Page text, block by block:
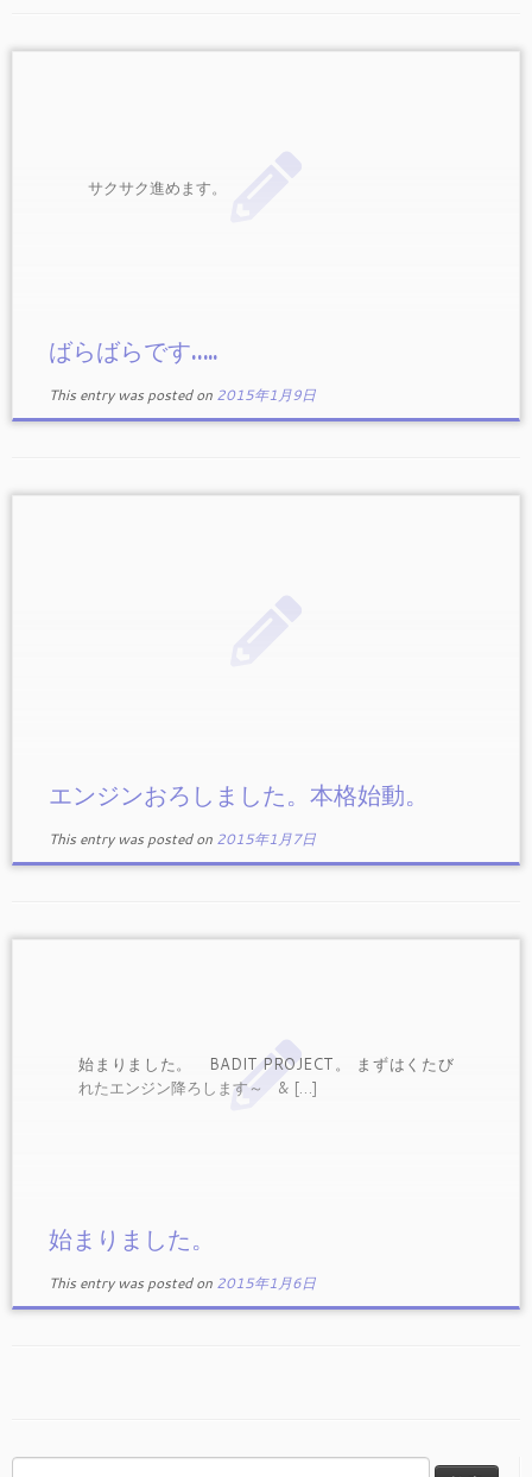
サクサク進めます。
ばらばらです…..
This entry was posted on 2015年1月9日
エンジンおろしました。本格始動。
This entry was posted on 2015年1月7日
始まりました。 BADIT PROJECT。 まずはくたび
れたエンジン降ろします～ & […]
始まりました。
This entry was posted on 2015年1月6日